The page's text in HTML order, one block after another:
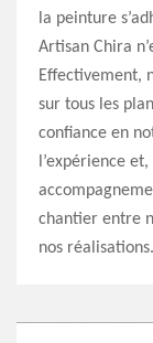
la peinture
Artisan Chira
Effectivement,
sur tous les
confiance en
l’expérience
chantier entre
nos réalisations.